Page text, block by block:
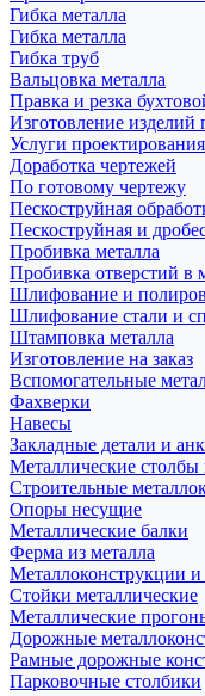
Гибка металла
Гибка металла
Гибка труб
Вальцовка металла
Правка и резка
Изготовление изделий
Услуги проектирования
Доработка чертежей
По готовому чертежу
Пескоструйная
Пескоструйная и
Пробивка металла
Пробивка отверстий в
Шлифование и
Шлифование стали и
Штамповка металла
Изготовление на заказ
Вспомогательные
Фахверки
Навесы
Закладные детали и
Металлические столбы
Строительные
Опоры несущие
Металлические балки
Ферма из металла
Металлоконструкции
Стойки металлические
Металлические
Дорожные
Рамные дорожные
Парковочные столбики